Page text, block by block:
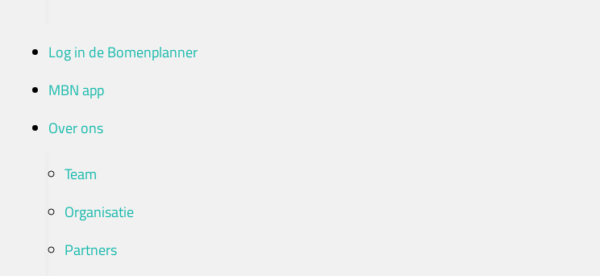
Log in de Bomenplanner
MBN app
Over ons
Team
Organisatie
Partners